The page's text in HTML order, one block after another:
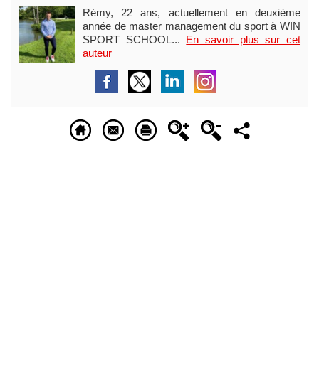
Rémy, 22 ans, actuellement en deuxième
année de master management du sport à WIN
SPORT SCHOOL... En savoir plus sur cet
auteur